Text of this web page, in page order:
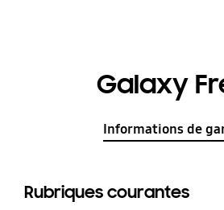
Galaxy
Informations de
Rubriques courantes